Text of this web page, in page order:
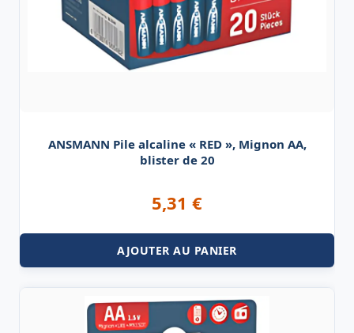
ANSMANN Pile alcaline « RED », Mignon AA,
blister de 20
5,31 €
AJOUTER AU PANIER